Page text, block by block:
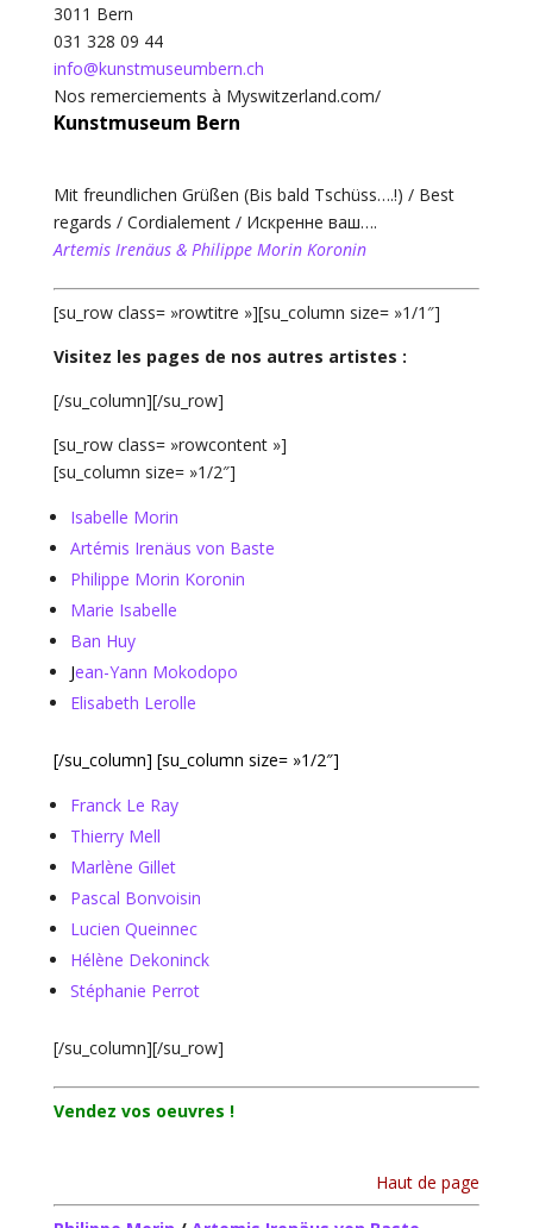
3011 Bern
031 328 09 44
info@kunstmuseumbern.ch
Nos remerciements à Myswitzerland.com/
Kunstmuseum Bern
Mit freundlichen Grüßen (Bis bald Tschüss….!) / Best
regards / Cordialement / Искренне ваш….
Artemis Irenäus & Philippe Morin Koronin
[su_row class= »rowtitre »][su_column size= »1/1″]
Visitez les pages de nos autres artistes :
[/su_column][/su_row]
[su_row class= »rowcontent »]
[su_column size= »1/2″]
Isabelle Morin
Artémis Irenäus von Baste
Philippe Morin Koronin
Marie Isabelle
Ban Huy
Jean-Yann Mokodopo
Elisabeth Lerolle
[/su_column] [su_column size= »1/2″]
Franck Le Ray
Thierry Mell
Marlène Gillet
Pascal Bonvoisin
Lucien Queinnec
Hélène Dekoninck
Stéphanie Perrot
[/su_column][/su_row]
Vendez vos oeuvres !
Haut de page